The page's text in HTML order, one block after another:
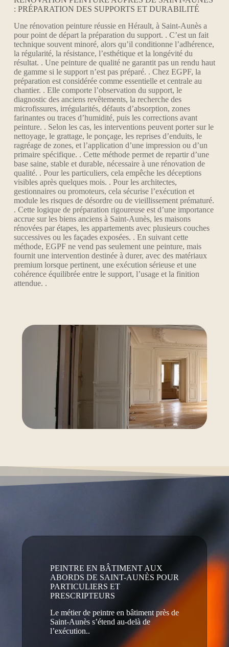
: PRÉPARATION DES SUPPORTS ET DURABILITÉ
Une rénovation peinture réussie en Hérault, à Saint-Aunès a
pour point de départ la préparation du support. . C’est un fait
technique souvent minoré, alors qu’il conditionne l’adhérence,
la régularité, la résistance, l’esthétique et la longévité du
résultat. . Une peinture de qualité ne garantit pas un rendu haut
de gamme si le support n’est pas préparé. . Chez EGPF, la
préparation est considérée comme essentielle et centrale au
chantier. . Elle comporte l’observation du support, le
diagnostic des anciens revêtements, la recherche des
microfissures, irrégularités, défauts d’absorption, zones
farinantes ou traces d’humidité, puis les corrections avant
peinture. . Selon les cas, les interventions peuvent porter sur le
nettoyage, le grattage, le ponçage, les reprises d’enduits, le
ragréage de zones, et l’application d’une impression ou d’un
primaire spécifique. . Cette méthode permet de repartir d’une
base saine, stable et durable, nécessaire à une rénovation de
qualité. . Pour les particuliers, cela empêche les déceptions
visibles après quelques mois. . Pour les architectes,
gestionnaires ou promoteurs, cela sécurise l’exécution et
module les risques de désordre ou de vieillissement prématuré.
. Cette logique de préparation rigoureuse est d’une importance
accrue sur les biens anciens à Saint-Aunès, les maisons
rénovées par étapes, les appartements avec plusieurs couches
successives ou les façades exposées. . En suivant cette
méthode, EGPF ne vend pas seulement une peinture, mais
fournit une intervention destinée à durer, avec des matériaux
premium lorsque pertinent, une exécution sérieuse et une
cohérence équilibrée entre le support, l’usage et la finition
attendue. .
PEINTRE EN BÂTIMENT AUX
ABORDS DE SAINT-AUNÈS POUR
PARTICULIERS ET
PRESCRIPTEURS
Le métier de peintre en bâtiment près de
Saint-Aunès s’étend au‑delà de
l’exécution..